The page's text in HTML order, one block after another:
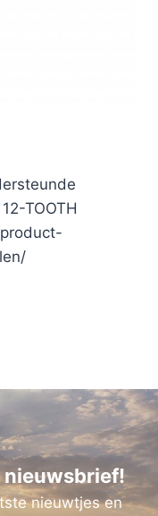
TOOTH
nieuwsbrief!
nieuwtjes en